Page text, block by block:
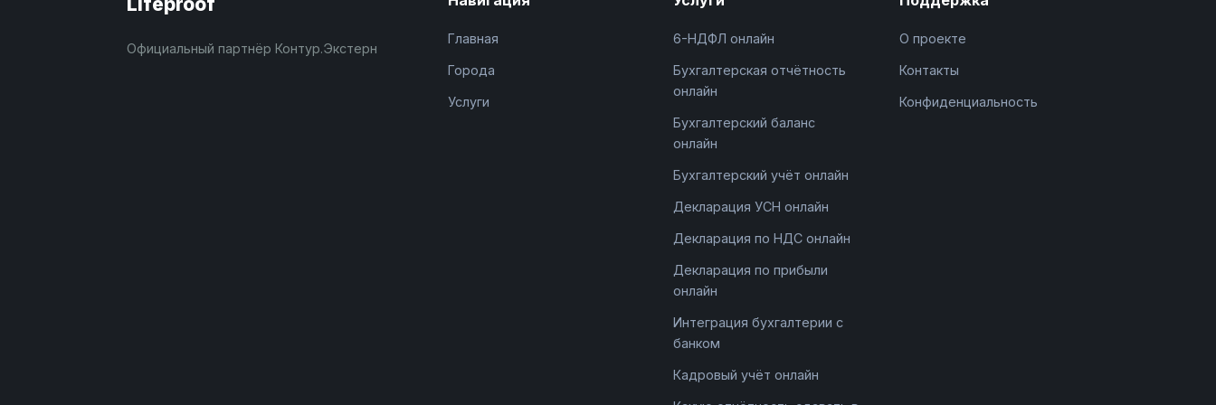
Официальный партнёр Контур.Экстерн
Главная
Города
Услуги
6-НДФЛ онлайн
Бухгалтерская отчётность
онлайн
Бухгалтерский баланс
онлайн
Бухгалтерский учёт онлайн
Декларация УСН онлайн
Декларация по НДС онлайн
Декларация по прибыли
онлайн
Интеграция бухгалтерии с
банком
Кадровый учёт онлайн
О проекте
Контакты
Конфиденциальность